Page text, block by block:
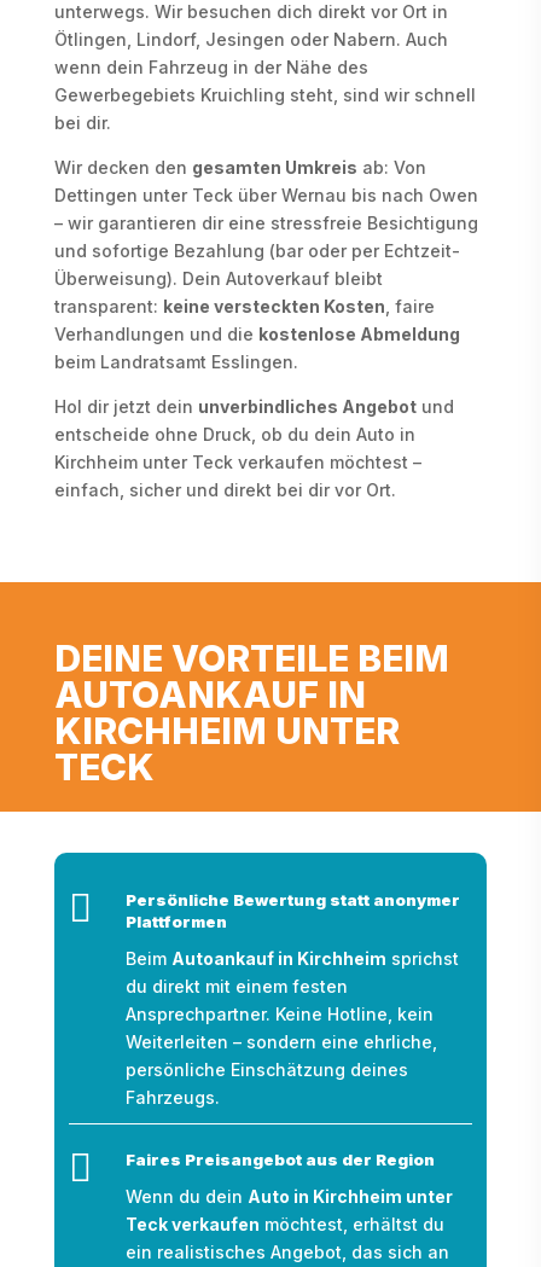
unterwegs. Wir besuchen dich direkt vor Ort in
Ötlingen, Lindorf, Jesingen oder Nabern. Auch
wenn dein Fahrzeug in der Nähe des
Gewerbegebiets Kruichling steht, sind wir schnell
bei dir.
Wir decken den gesamten Umkreis ab: Von
Dettingen unter Teck über Wernau bis nach Owen
– wir garantieren dir eine stressfreie Besichtigung
und sofortige Bezahlung (bar oder per Echtzeit-
Überweisung). Dein Autoverkauf bleibt
transparent: keine versteckten Kosten , faire
Verhandlungen und die kostenlose Abmeldung
beim Landratsamt Esslingen.
Hol dir jetzt dein unverbindliches Angebotund
entscheide ohne Druck, ob du dein Auto in
Kirchheim unter Teck verkaufen möchtest –
einfach, sicher und direkt bei dir vor Ort.
DEINE VORTEILE BEIM
AUTOANKAUF IN
KIRCHHEIM UNTER
TECK

Persönliche Bewertung statt anonymer
Plattformen
Beim Autoankauf in Kirchheim sprichst
du direkt mit einem festen
Ansprechpartner. Keine Hotline, kein
Weiterleiten – sondern eine ehrliche,
persönliche Einschätzung deines
Fahrzeugs.
 Faires Preisangebot aus der Region
Wenn du dein Auto in Kirchheim unter
Teck verkaufen möchtest, erhältst du
ein realistisches Angebot, das sich an